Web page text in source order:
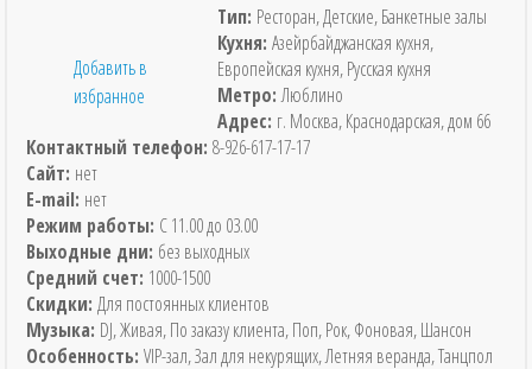
Добавить в
избранное
Тип: Ресторан, Детские, Банкетные залы
Кухня:Азейрбайджанская кухня,
Европейская кухня, Русская кухня
Метро:Люблино
Адрес: г. Москва, Краснодарская, дом 66
Контактный телефон:8-926-617-17-17
Сайт: нет
E-mail: нет
Режим работы: С 11.00 до 03.00
Выходные дни: без выходных
Средний счет: 1000-1500
Скидки:Для постоянных клиентов
Музыка: DJ, Живая, По заказу клиента, Поп, Рок, Фоновая, Шансон
Особенность:VIP-зал, Зал для некурящих, Летняя веранда, Танцпол